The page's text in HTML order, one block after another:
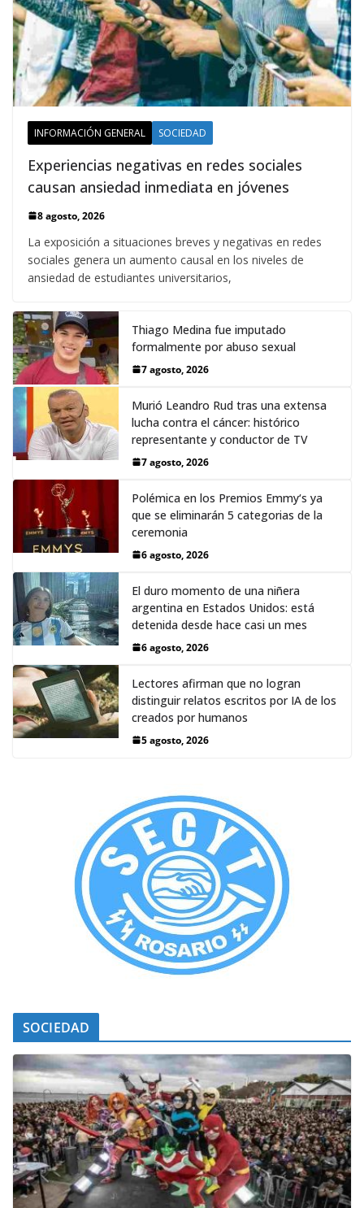
INFORMACIÓN GENERAL SOCIEDAD
Experiencias negativas en redes sociales
causan ansiedad inmediata en jóvenes
8 agosto, 2026
La exposición a situaciones breves y negativas en redes
sociales genera un aumento causal en los niveles de
ansiedad de estudiantes universitarios,
Thiago Medina fue imputado
formalmente por abuso sexual
7 agosto, 2026
Murió Leandro Rud tras una extensa
lucha contra el cáncer: histórico
representante y conductor de TV
7 agosto, 2026
Polémica en los Premios Emmy‘s ya
que se eliminarán 5 categorias de la
ceremonia
6 agosto, 2026
El duro momento de una niñera
argentina en Estados Unidos: está
detenida desde hace casi un mes
6 agosto, 2026
Lectores afirman que no logran
distinguir relatos escritos por IA de los
creados por humanos
5 agosto, 2026
SOCIEDAD